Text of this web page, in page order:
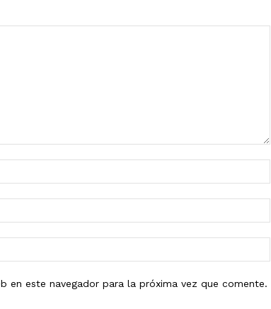
en este navegador para la próxima vez que comente.